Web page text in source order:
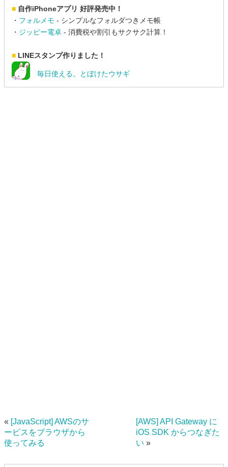
■ 自作iPhoneアプリ 好評発売中！
・ フォルメモ - シンプルなフォルダつきメモ帳
・ ジッピー電卓 - 消費税や割引もサクサク計算！
■ LINEスタンプ作りました！
毎日使える。とぼけたウサギ
« [JavaScript] AWSのサ
ービスをブラウザから
使ってみる
[AWS] API Gateway に
iOS SDK からつなぎた
い »